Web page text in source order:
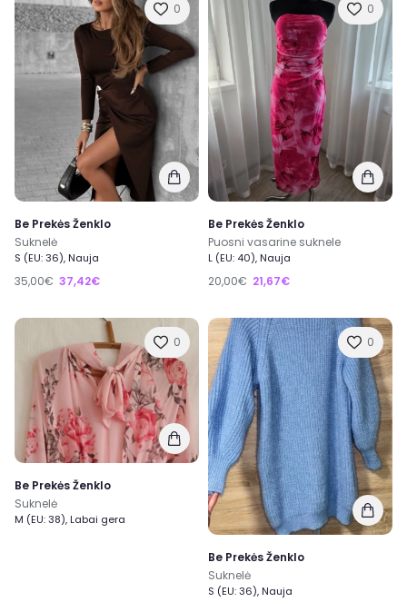
0
Be Prekės Ženklo
Suknelė
S (EU: 36), Nauja
35,00€ 37,42€
0
Be Prekės Ženklo
Puosni vasarine suknele
L (EU: 40), Nauja
20,00€ 21,67€
0
Be Prekės Ženklo
Suknelė
M (EU: 38), Labai gera
0
Be Prekės Ženklo
Suknelė
S (EU: 36), Nauja